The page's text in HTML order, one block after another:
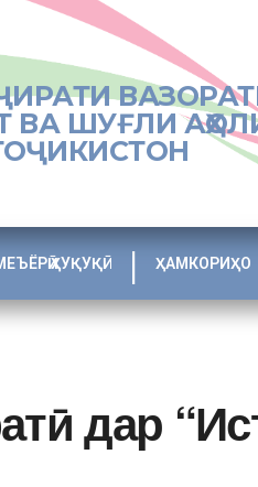
ВА ШУҒЛИ
ҲУҚУҚӢ ҲАМКОРИҲО
дар